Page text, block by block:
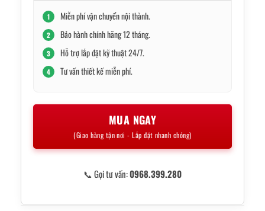
1 Miễn phí vận chuyển nội thành.
2 Bảo hành chính hãng 12 tháng.
3 Hỗ trợ lắp đặt kỹ thuật 24/7.
4 Tư vấn thiết kế miễn phí.
MUA NGAY
(Giao hàng tận nơi - Lắp đặt nhanh chóng)
📞 Gọi tư vấn:0968.399.280